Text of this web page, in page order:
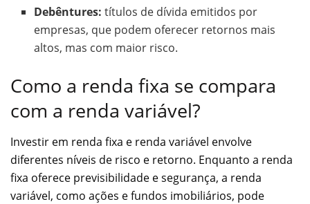
Debêntures: títulos de dívida emitidos por
empresas, que podem oferecer retornos mais
altos, mas com maior risco.
Como a renda fixa se compara
com a renda variável?
Investir em renda fixa e renda variável envolve
diferentes níveis de risco e retorno. Enquanto a renda
fixa oferece previsibilidade e segurança, a renda
variável, como ações e fundos imobiliários, pode